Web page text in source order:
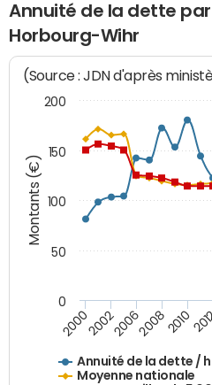
Annuité de la dette
Horbourg-Wihr
Montants (€)
(Source : JDN d'après
Annuité de la dette /
Moyenne nationale
20002002200620082010
0
50
100
150
200